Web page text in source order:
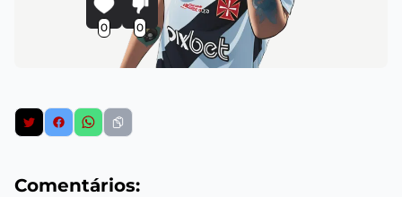
0 0
Comentários: